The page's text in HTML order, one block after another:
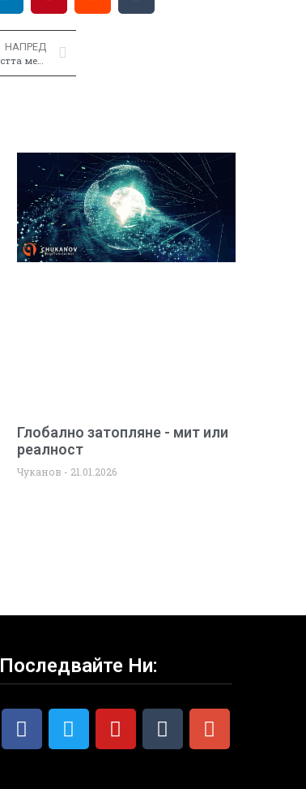
НАПРЕД
Квантова електроника - преодоляване на пропастта между науката и иновациите!
Глобално затопляне - мит или
реалност
Чуканов 21.01.2026
Последвайте Ни: